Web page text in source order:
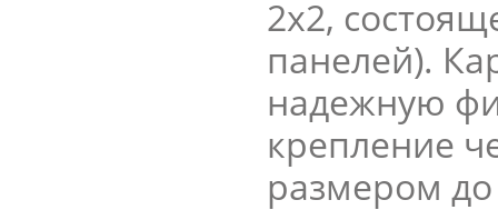
2х2,
панелей).
надежную
крепление
размером